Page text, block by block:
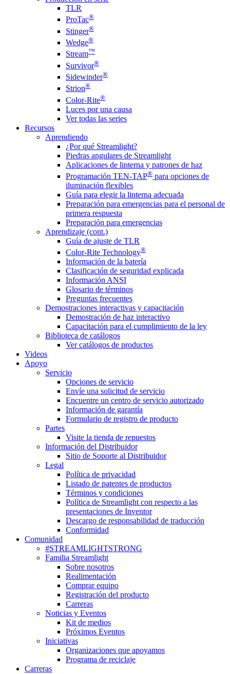
TLR
ProTac®
Stinger®
Wedge®
Stream™
Survivor®
Sidewinder®
Strion®
Color-Rite®
Luces por una causa
Ver todas las series
Recursos
Aprendiendo
¿Por qué Streamlight?
Piedras angulares de Streamlight
Aplicaciones de linterna y patrones de haz
Programación TEN-TAP® para opciones de
iluminación flexibles
Guía para elegir la linterna adecuada
Preparación para emergencias para el personal de
primera respuesta
Preparación para emergencias
Aprendizaje (cont.)
Guía de ajuste de TLR
Color-Rite Technology®
Información de la batería
Clasificación de seguridad explicada
Información ANSI
Glosario de términos
Preguntas frecuentes
Demostraciones interactivas y capacitación
Demostración de haz interactivo
Capacitación para el cumplimiento de la ley
Biblioteca de catálogos
Ver catálogos de productos
Videos
Apoyo
Servicio
Opciones de servicio
Envíe una solicitud de servicio
Encuentre un centro de servicio autorizado
Información de garantía
Formulario de registro de producto
Partes
Visite la tienda de repuestos
Información del Distribuidor
Sitio de Soporte al Distribuidor
Legal
Política de privacidad
Listado de patentes de productos
Términos y condiciones
Política de Streamlight con respecto a las
presentaciones de Inventor
Descargo de responsabilidad de traducción
Conformidad
Comunidad
#STREAMLIGHTSTRONG
Familia Streamlight
Sobre nosotros
Realimentación
Comprar equipo
Registración del producto
Carreras
Noticias y Eventos
Kit de medios
Próximos Eventos
Iniciativas
Organizaciones que apoyamos
Programa de reciclaje
Carreras